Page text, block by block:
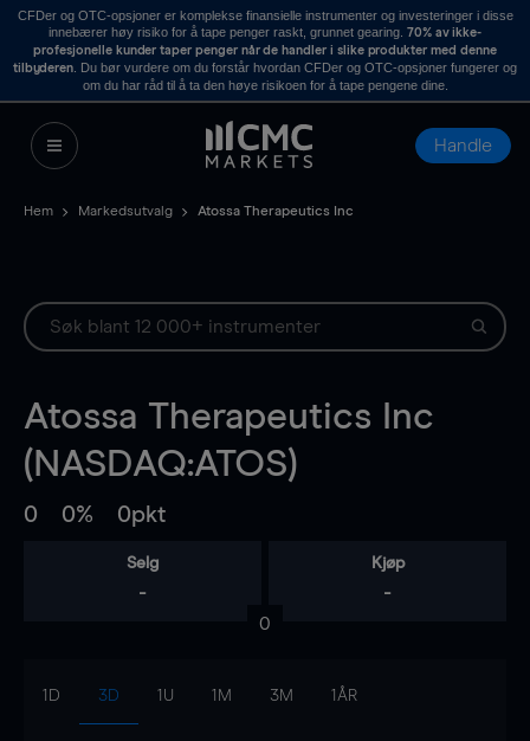
CFDer og OTC-opsjoner er komplekse finansielle instrumenter og investeringer i disse
innebærer høy risiko for å tape penger raskt, grunnet gearing. 70% av ikke-
profesjonelle kunder taper penger når de handler i slike produkter med denne
tilbyderen . Du bør vurdere om du forstår hvordan CFDer og OTC-opsjoner fungerer og
om du har råd til å ta den høye risikoen for å tape pengene dine.
Handle
Hem Markedsutvalg Atossa Therapeutics Inc
Atossa Therapeutics Inc
(NASDAQ:ATOS)
0 0% 0pkt
Selg
-
Kjøp
-
0
1D 3D 1U 1M 3M 1ÅR